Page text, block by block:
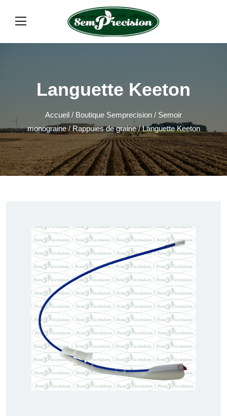
Languette Keeton
Accueil / Boutique Semprecision / Semoir
monograine/ Rappuies de graine/ Languette Keeton